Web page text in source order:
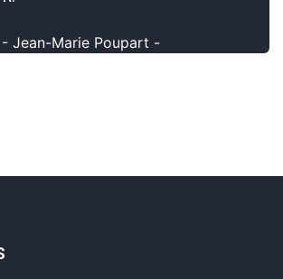
- Jean-Marie Poupart -